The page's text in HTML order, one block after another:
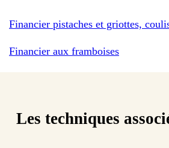
Financier pistaches et griottes,
Financier aux framboises
Les techniques